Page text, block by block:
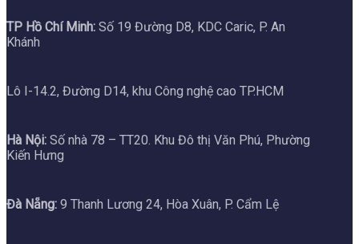
TP Hồ Chí Minh: Số 19 Đường D8, KDC Caric, P. An
Khánh
Lô I-14.2, Đường D14, khu Công nghệ cao TP.HCM
Hà Nội: Số nhà 78 – TT20. Khu Đô thị Văn Phú, Phường
Kiến Hưng
Đà Nẵng: 9 Thanh Lương 24, Hòa Xuân, P. Cẩm Lệ